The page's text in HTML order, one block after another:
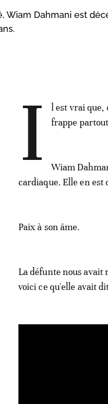
Wiam Dahmani est
I
l est vrai que,
frappe
Wiam
cardiaque. Elle en est
Paix à son âme.
La défunte nous
voici ce qu'elle avait